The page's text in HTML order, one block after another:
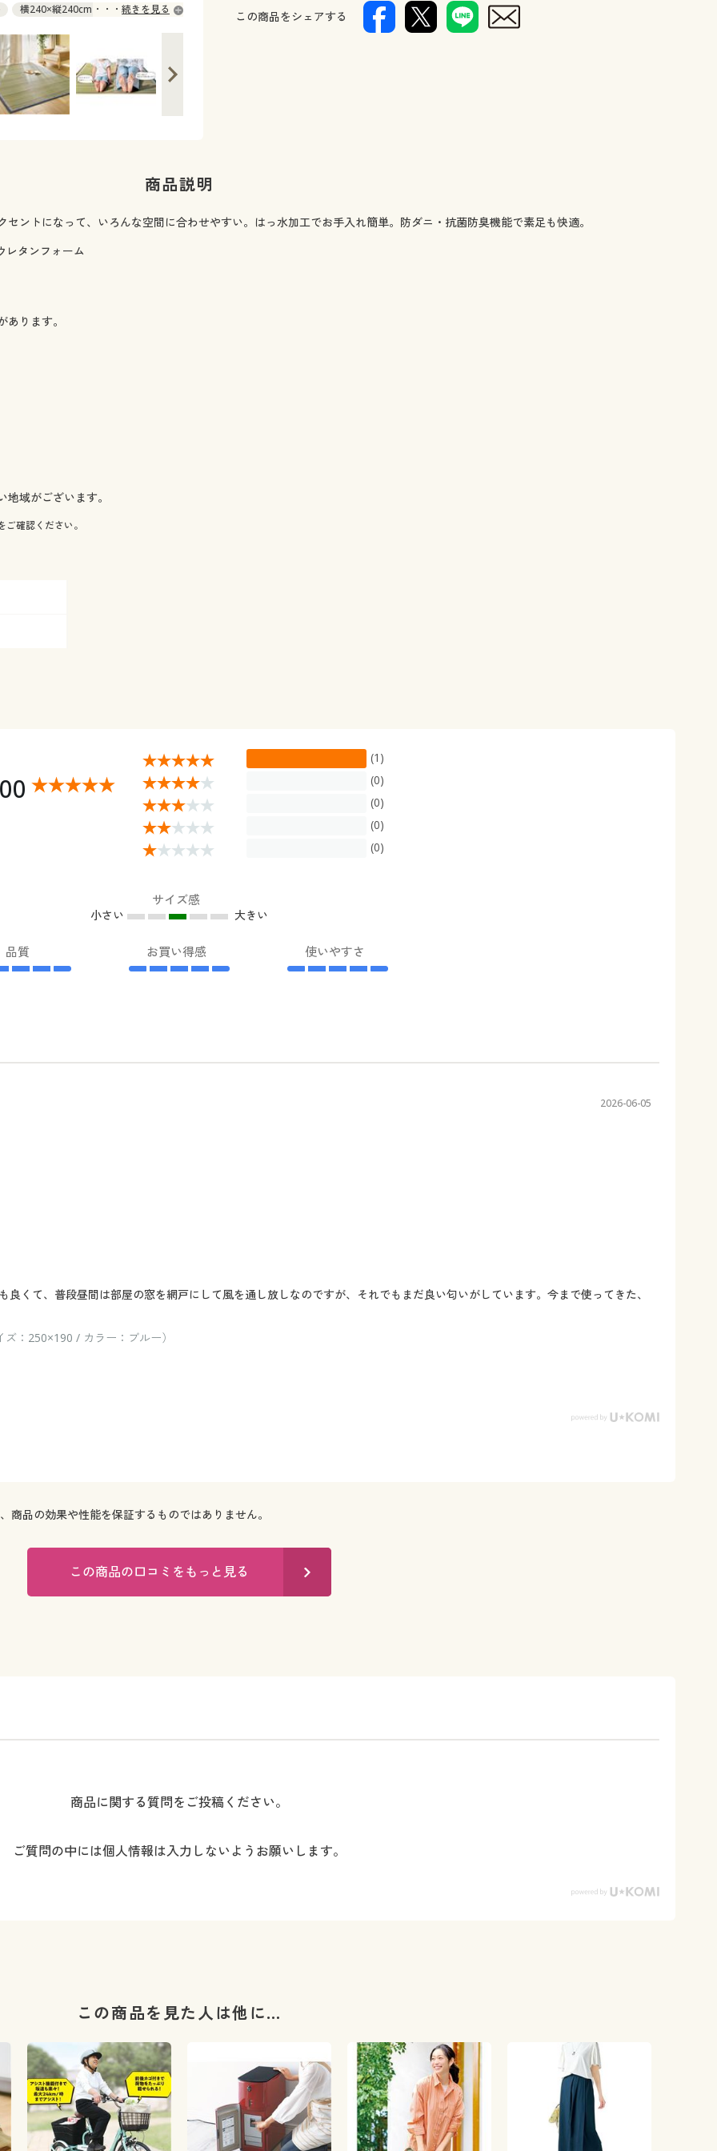
横240×縦240cm × 入荷未定続きを見る この商品をシェアする
商品説明
ントになって、いろんな空間に合わせやすい。はっ水加工でお手入れ簡単。防ダニ・抗菌防臭機能で素足も快適。
レタンフォーム
ります。
域がございます。
ご確認ください。
(1)
(0)
(0)
(0)
(0)
サイズ感
小さい 大きい
品質 お買い得感 使いやすさ
2026-06-05
くて、普段昼間は部屋の窓を網戸にして風を通し放しなのですが、それでもまだ良い匂いがしています。今まで使ってきた、
：250×190 / カラー：ブルー）
品の効果や性能を保証するものではありません。
この商品の口コミをもっと見る
商品に関する質問をご投稿ください。
ご質問の中には個人情報は入力しないようお願いします。
この商品を見た人は他に…